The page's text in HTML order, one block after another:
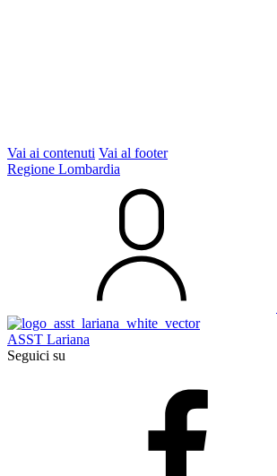
Vai ai contenuti Vai al footer
Regione Lombardia
ASST Lariana
Seguici su